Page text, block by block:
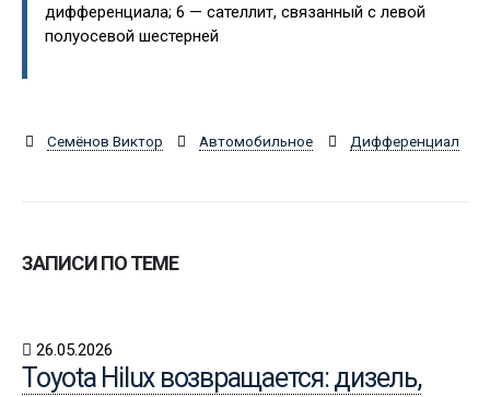
дифференциала; 6 — сателлит, связанный с левой
полуосевой шестерней
Семёнов Виктор Автомобильное Дифференциал
ЗАПИСИ ПО ТЕМЕ
26.05.2026
Toyota Hilux возвращается: дизель,